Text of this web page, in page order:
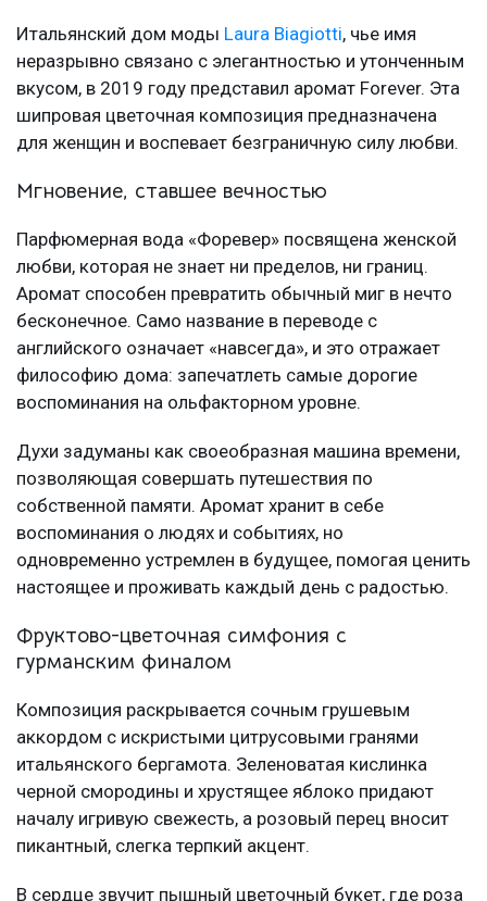
Итальянский дом моды Laura Biagiotti, чье имя
неразрывно связано с элегантностью и утонченным
вкусом, в 2019 году представил аромат Forever. Эта
шипровая цветочная композиция предназначена
для женщин и воспевает безграничную силу любви.
Мгновение, ставшее вечностью
Парфюмерная вода «Форевер» посвящена женской
любви, которая не знает ни пределов, ни границ.
Аромат способен превратить обычный миг в нечто
бесконечное. Само название в переводе с
английского означает «навсегда», и это отражает
философию дома: запечатлеть самые дорогие
воспоминания на ольфакторном уровне.
Духи задуманы как своеобразная машина времени,
позволяющая совершать путешествия по
собственной памяти. Аромат хранит в себе
воспоминания о людях и событиях, но
одновременно устремлен в будущее, помогая ценить
настоящее и проживать каждый день с радостью.
Фруктово-цветочная симфония с
гурманским финалом
Композиция раскрывается сочным грушевым
аккордом с искристыми цитрусовыми гранями
итальянского бергамота. Зеленоватая кислинка
черной смородины и хрустящее яблоко придают
началу игривую свежесть, а розовый перец вносит
пикантный, слегка терпкий акцент.
В сердце звучит пышный цветочный букет, где роза